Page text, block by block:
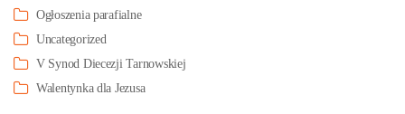
Ogłoszenia parafialne
Uncategorized
V Synod Diecezji Tarnowskiej
Walentynka dla Jezusa